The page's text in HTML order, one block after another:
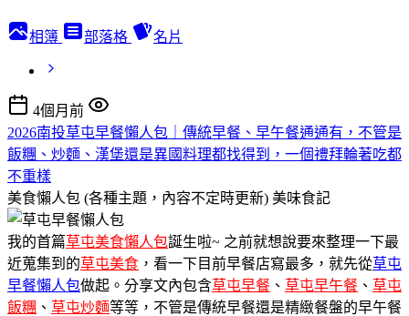
相簿 部落格 名片
4個月前
2026南投草屯早餐懶人包｜傳統早餐、早午餐通通有，不管是
飯糰、炒麵、漢堡還是異國料理都找得到，一個禮拜輪著吃都
不重樣
美食懶人包 (各種主題，內容不定時更新) 美味食記
我的首篇草屯美食懶人包誕生啦~ 之前就想說要來整理一下最
近蒐集到的草屯美食 ，看一下目前早餐店寫最多，就先從草屯
早餐懶人包做起。分享文內包含草屯早餐 、 草屯早午餐 、 草屯
飯糰 、 草屯炒麵等等，不管是傳統早餐還是精緻餐盤的早午餐